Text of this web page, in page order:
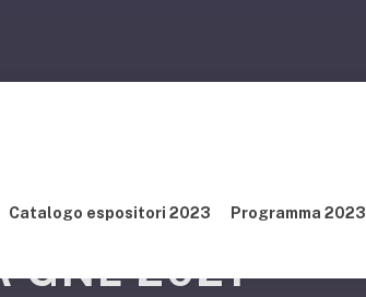
Catalogo espositori 2023 Programma 2023
GNL 2021